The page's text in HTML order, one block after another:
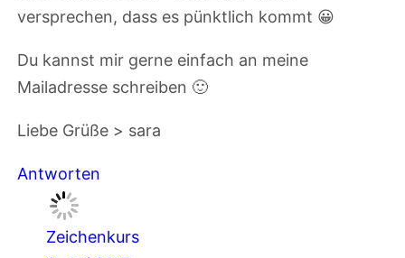
versprechen, dass es pünktlich kommt 😀
Du kannst mir gerne einfach an meine
Mailadresse schreiben 🙂
Liebe Grüße > sara
Antworten
Zeichenkurs